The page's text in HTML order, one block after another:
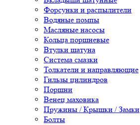
Форсунки и распылители
Водяные помпы
Масляные насосы
Кольца поршневые
Втулки шатуна
Система смазки
Толкатели и направляющие
Гильзы цилиндров
Поршни
Венец маховика
Пружины / Крышки / Замки
Болты